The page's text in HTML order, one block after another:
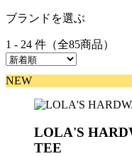
ブランドを選ぶ
1 - 24 件（全85商品）
NEW
LOLA'S
TEE